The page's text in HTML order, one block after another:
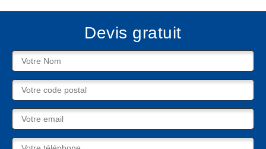
Devis gratuit